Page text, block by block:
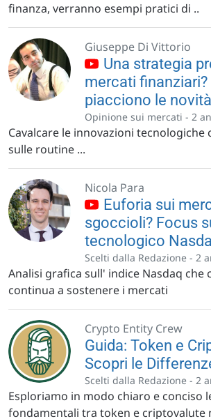
finanza, verranno esempi pratici di ..
Giuseppe Di Vittorio
Una strategia
mercati
piacciono le
Opinione sui mercati - 2
Cavalcare le innovazioni tecnologiche
sulle routine ...
Nicola Para
Euforia sui
sgoccioli? Focus
tecnologico
Scelti dalla Redazione - 2
Analisi grafica sull' indice Nasdaq che
continua a sostenere i mercati
Crypto Entity Crew
Guida: Token e
Scopri le
Scelti dalla Redazione - 2
Esploriamo in modo chiaro e conciso
fondamentali tra token e criptovalute